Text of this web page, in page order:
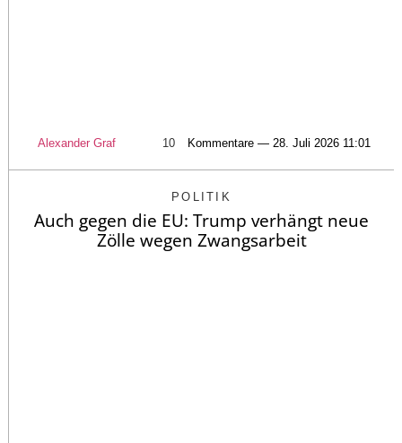
Alexander Graf 10 Kommentare — 28. Juli 2026 11:01
POLITIK
Auch gegen die EU: Trump verhängt neue
Zölle wegen Zwangsarbeit